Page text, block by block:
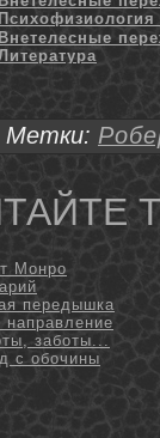
Внетелесные
Метки:
Монро
передышка
направление
заботы...
с обочины